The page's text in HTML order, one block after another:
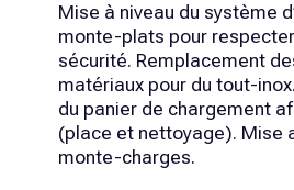
Mise à niveau du système
monte-plats pour
sécurité. Remplacement
matériaux pour du tout-
du panier de chargement
(place et nettoyage). Mise
monte-charges.